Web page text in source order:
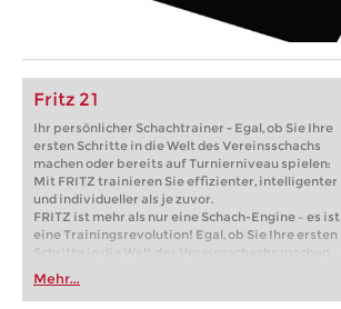
Fritz 21
Ihr persönlicher Schachtrainer - Egal, ob Sie Ihre
ersten Schritte in die Welt des Vereinsschachs
machen oder bereits auf Turnierniveau spielen:
Mit FRITZ trainieren Sie effizienter, intelligenter
und individueller als je zuvor.
FRITZ ist mehr als nur eine Schach-Engine – es ist
eine Trainingsrevolution! Egal, ob Sie Ihre ersten
Schritte in die Welt des Vereinsschachs machen
oder bereits auf Turnierniveau spielen: Mit
FRITZ trainieren Sie effizienter, intelligenter und
individueller als je zuvor.
Mehr...